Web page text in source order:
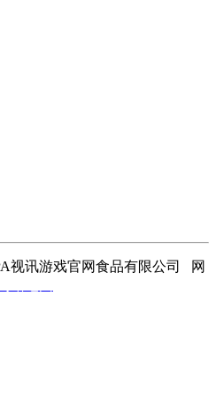
视讯游戏官网食品有限公司 网